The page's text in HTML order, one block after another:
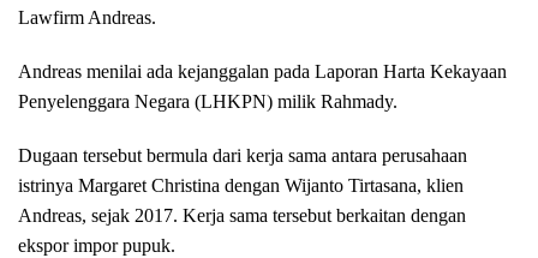
Lawfirm Andreas.
Andreas menilai ada kejanggalan pada Laporan Harta Kekayaan
Penyelenggara Negara (LHKPN) milik Rahmady.
Dugaan tersebut bermula dari kerja sama antara perusahaan
istrinya Margaret Christina dengan Wijanto Tirtasana, klien
Andreas, sejak 2017. Kerja sama tersebut berkaitan dengan
ekspor impor pupuk.